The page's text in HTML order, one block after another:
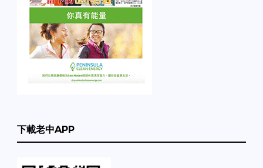
下載老中APP